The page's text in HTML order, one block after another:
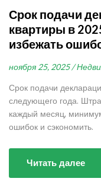
Срок подачи
квартиры в
избежать
ноября 25, 2025 /
Срок подачи
следующего года.
каждый месяц,
ошибок и сэкономить.
Читать далее